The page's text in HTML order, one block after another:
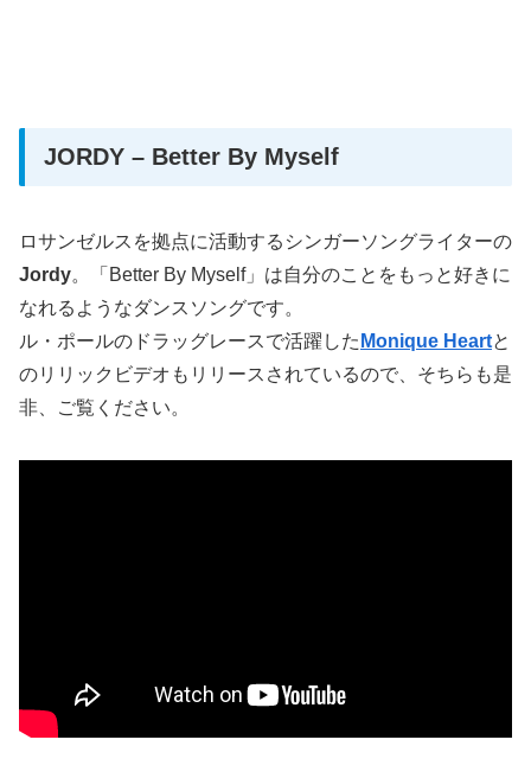
JORDY – Better By Myself
ロサンゼルスを拠点に活動するシンガーソングライターの
Jordy。「Better By Myself」は自分のことをもっと好きに
なれるようなダンスソングです。
ル・ポールのドラッグレースで活躍した Monique Heartと
のリリックビデオもリリースされているので、そちらも是
非、ご覧ください。